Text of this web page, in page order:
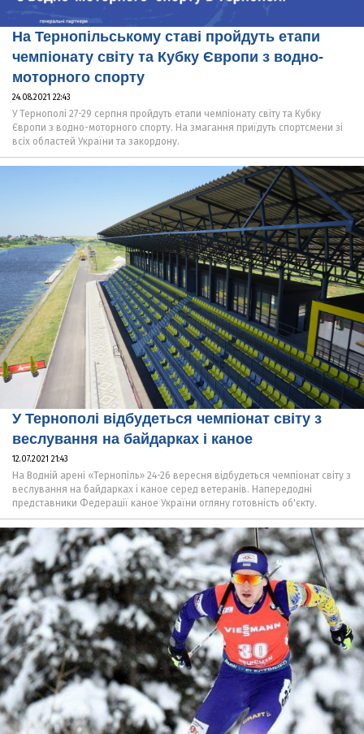
На Тернопільському ставі пройдуть етапи
чемпіонату світу та Кубку Європи з водно-
моторного спорту
24.08.2021 22:43
У Тернополі 27-29 серпня пройдуть етапи чемпіонату світу та Кубку
Європи з водно-моторного спорту. На змагання приїдуть спортсмени зі
всіх областей України та закордону.
У Тернополі відбудеться чемпіонат світу з
веслування на байдарках і каное
12.07.2021 21:43
На Водній арені «Тернопіль» 24-26 вересня відбудеться чемпіонат світу з
веслування на байдарках і каное серед ветеранів. Напередодні
представники Федерації каное України огляну готовність об'єкту.